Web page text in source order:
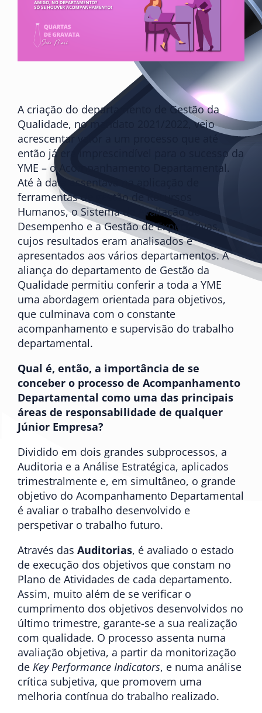
A criação do departamento de Gestão da
Qualidade, no mandato 2021/2022, veio
acrescentar valor a um processo que até
então já era imprescindível para o sucesso da
YME – o Acompanhamento Departamental.
Até à data assentava na aplicação de
ferramentas de gestão de Recursos
Humanos, o Sistema de Avaliação de
Desempenho e a Gestão de Expectativas,
cujos resultados eram analisados e
apresentados aos vários departamentos. A
aliança do departamento de Gestão da
Qualidade permitiu conferir a toda a YME
uma abordagem orientada para objetivos,
que culminava com o constante
acompanhamento e supervisão do trabalho
departamental.
Qual é, então, a importância de se
conceber o processo de Acompanhamento
Departamental como uma das principais
áreas de responsabilidade de qualquer
Júnior Empresa?
Dividido em dois grandes subprocessos, a
Auditoria e a Análise Estratégica, aplicados
trimestralmente e, em simultâneo, o grande
objetivo do Acompanhamento Departamental
é avaliar o trabalho desenvolvido e
perspetivar o trabalho futuro.
Através das Auditorias, é avaliado o estado
de execução dos objetivos que constam no
Plano de Atividades de cada departamento.
Assim, muito além de se verificar o
cumprimento dos objetivos desenvolvidos no
último trimestre, garante-se a sua realização
com qualidade. O processo assenta numa
avaliação objetiva, a partir da monitorização
de Key Performance Indicators, e numa análise
crítica subjetiva, que promovem uma
melhoria contínua do trabalho realizado.